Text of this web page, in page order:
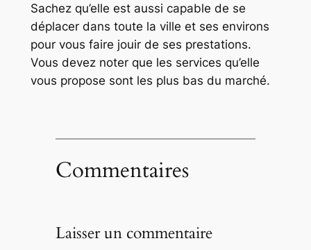
Sachez qu’elle est aussi capable de se
déplacer dans toute la ville et ses environs
pour vous faire jouir de ses prestations.
Vous devez noter que les services qu’elle
vous propose sont les plus bas du marché.
Commentaires
Laisser un commentaire